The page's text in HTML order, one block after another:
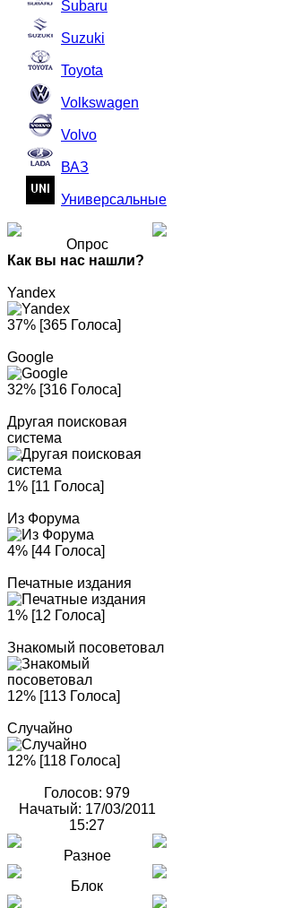
Subaru
Suzuki
Toyota
Volkswagen
Volvo
ВАЗ
Универсальные
Опрос
Как вы нас нашли?
Yandex
37% [365 Голоса]
Google
32% [316 Голоса]
Другая поисковая
система
1% [11 Голоса]
Из Форума
4% [44 Голоса]
Печатные издания
1% [12 Голоса]
Знакомый посоветовал
12% [113 Голоса]
Случайно
12% [118 Голоса]
Голосов: 979
Начатый: 17/03/2011
15:27
Разное
Блок